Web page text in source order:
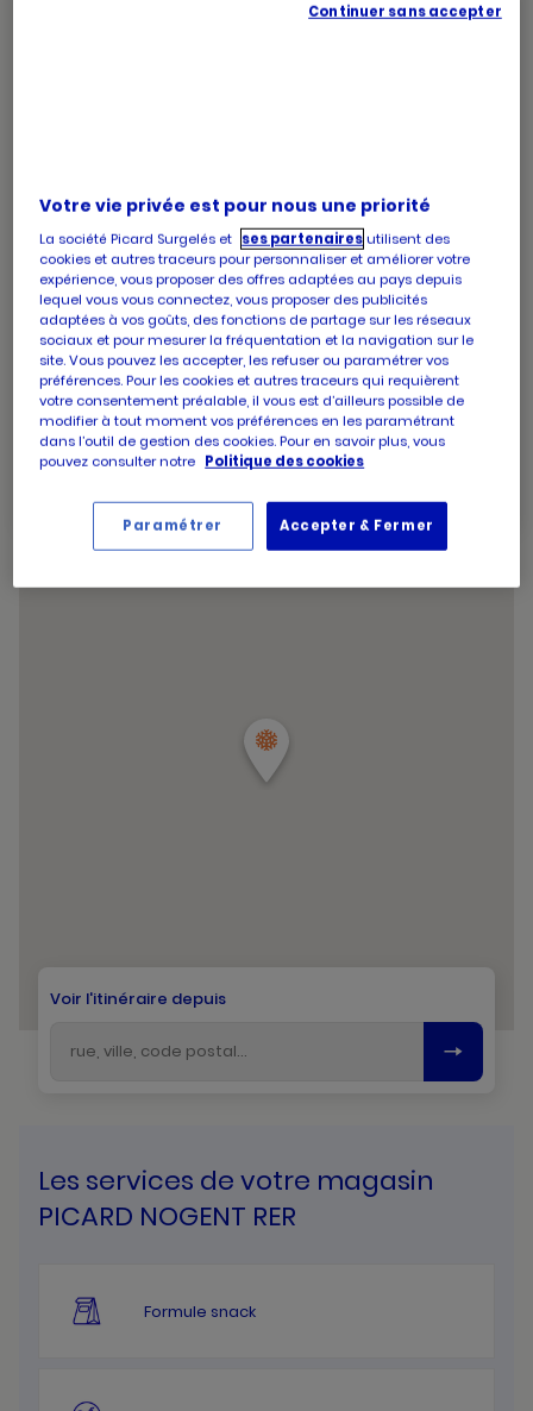
Horaires
d'ouverture
d'aujourd'hui
Lundi 09:00 -20:00
Horaires
d'ouverture
d'aujourd'hui
Mardi 09:00 -20:00
Horaires
d'ouverture
d'aujourd'hui
Mercredi 09:00-20:00
Horaires
d'ouverture
d'aujourd'hui
Jeudi 09:00-20:00
Horaires
d'ouverture
d'aujourd'hui
Vendredi 09:00-20:00
Horaires
d'ouverture
d'aujourd'hui
Samedi 09:00-20:00
Horaires
d'ouverture
Dimanche 09:00-12:45
d'ouverture
d'aujourd'hui
Voir tous les horaires
du
Voir l'itinéraire depuis
Les services de votre magasin
PICARD NOGENT RER
Formule snack
Votre vie privée est pour nous une priorité
La société Picard Surgelés et ses partenairesutilisent des
cookies et autres traceurs pour personnaliser et améliorer votre
expérience, vous proposer des offres adaptées au pays depuis
lequel vous vous connectez, vous proposer des publicités
adaptées à vos goûts, des fonctions de partage sur les réseaux
sociaux et pour mesurer la fréquentation et la navigation sur le
site. Vous pouvez les accepter, les refuser ou paramétrer vos
préférences. Pour les cookies et autres traceurs qui requièrent
votre consentement préalable, il vous est d’ailleurs possible de
modifier à tout moment vos préférences en les paramétrant
dans l’outil de gestion des cookies. Pour en savoir plus, vous
pouvez consulter notre Politique des cookies
Accepter & Fermer
Paramétrer
Continuer sans accepter